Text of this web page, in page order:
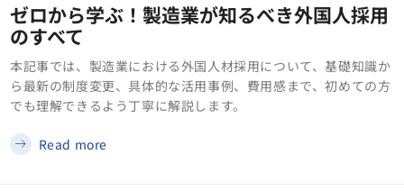
ゼロから学ぶ！製造業が知るべき外国人採用
のすべて
本記事では、製造業における外国人材採用について、基礎知識か
ら最新の制度変更、具体的な活用事例、費用感まで、初めての方
でも理解できるよう丁寧に解説します。
Read more